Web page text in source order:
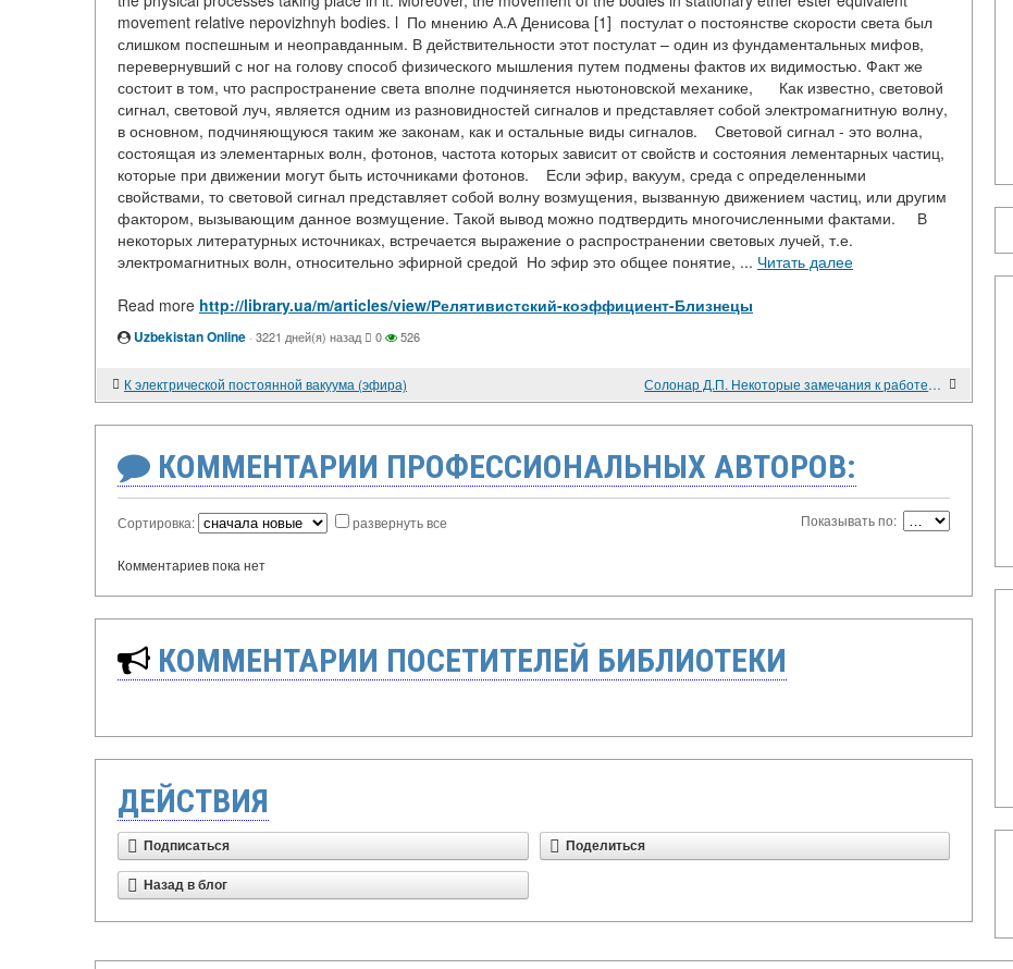
movement relative nepovizhnyh bodies. l По мнению А.А Денисова [1] постулат о постоянстве скорости света был
слишком поспешным и неоправданным. В действительности этот постулат – один из фундаментальных мифов,
перевернувший с ног на голову способ физического мышления путем подмены фактов их видимостью. Факт же
состоит в том, что распространение света вполне подчиняется ньютоновской механике, Как известно, световой
сигнал, световой луч, является одним из разновидностей сигналов и представляет собой электромагнитную волну,
в основном, подчиняющуюся таким же законам, как и остальные виды сигналов. Световой сигнал - это волна,
состоящая из элементарных волн, фотонов, частота которых зависит от свойств и состояния лементарных частиц,
которые при движении могут быть источниками фотонов. Если эфир, вакуум, среда с определенными
свойствами, то световой сигнал представляет собой волну возмущения, вызванную движением частиц, или другим
фактором, вызывающим данное возмущение. Такой вывод можно подтвердить многочисленными фактами. В
некоторых литературных источниках, встречается выражение о распространении световых лучей, т.е.
электромагнитных волн, относительно эфирной средой Но эфир это общее понятие, ... Читать далее
Read more http://library.ua/m/articles/view/Релятивистский-коэффициент-Близнецы
Uzbekistan Online · 3221 дней(я) назад 0 526
К электрической постоянной вакуума (эфира) Солонар Д.П. Некоторые замечания к работе А. Эйнштейна «К электродинамике движущихся тел»
КОММЕНТАРИИ ПРОФЕССИОНАЛЬНЫХ АВТОРОВ:
Сортировка: развернуть все Показывать по:
Комментариев пока нет
КОММЕНТАРИИ ПОСЕТИТЕЛЕЙ БИБЛИОТЕКИ
ДЕЙСТВИЯ
Подписаться Поделиться
Назад в блог